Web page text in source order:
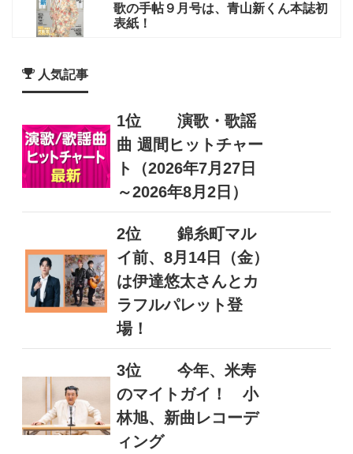
歌の手帖９月号は、青山新くん本誌初
表紙！
人気記事
1位
演歌・歌謡
曲 週間ヒットチャー
ト（2026年7月27日
～2026年8月2日）
2位
錦糸町マル
イ前、8月14日（金）
は伊達悠太さんとカ
ラフルパレット登
場！
3位
今年、米寿
のマイトガイ！ 小
林旭、新曲レコーデ
ィング